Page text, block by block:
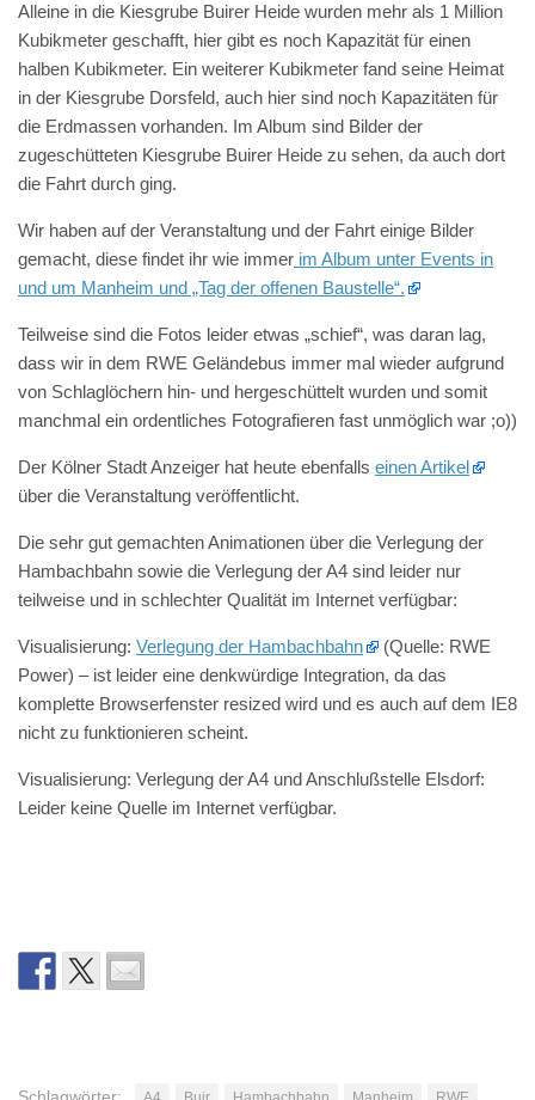
Alleine in die Kiesgrube Buirer Heide wurden mehr als 1 Million
Kubikmeter geschafft, hier gibt es noch Kapazität für einen
halben Kubikmeter. Ein weiterer Kubikmeter fand seine Heimat
in der Kiesgrube Dorsfeld, auch hier sind noch Kapazitäten für
die Erdmassen vorhanden. Im Album sind Bilder der
zugeschütteten Kiesgrube Buirer Heide zu sehen, da auch dort
die Fahrt durch ging.
Wir haben auf der Veranstaltung und der Fahrt einige Bilder
gemacht, diese findet ihr wie immer im Album unter Events in
und um Manheim und „Tag der offenen Baustelle“.
Teilweise sind die Fotos leider etwas „schief“, was daran lag,
dass wir in dem RWE Geländebus immer mal wieder aufgrund
von Schlaglöchern hin- und hergeschüttelt wurden und somit
manchmal ein ordentliches Fotografieren fast unmöglich war ;o))
Der Kölner Stadt Anzeiger hat heute ebenfalls einen Artikel
über die Veranstaltung veröffentlicht.
Die sehr gut gemachten Animationen über die Verlegung der
Hambachbahn sowie die Verlegung der A4 sind leider nur
teilweise und in schlechter Qualität im Internet verfügbar:
Visualisierung: Verlegung der Hambachbahn
(Quelle: RWE
Power) – ist leider eine denkwürdige Integration, da das
komplette Browserfenster resized wird und es auch auf dem IE8
nicht zu funktionieren scheint.
Visualisierung: Verlegung der A4 und Anschlußstelle Elsdorf:
Leider keine Quelle im Internet verfügbar.